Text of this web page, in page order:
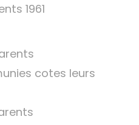
1961
cotes leurs